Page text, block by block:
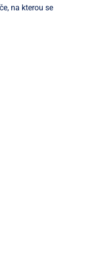
na kterou se